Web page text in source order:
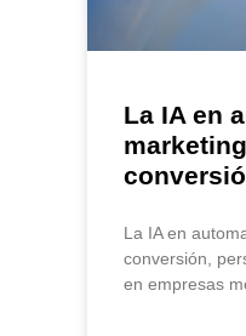
La IA en
La IA en
conversión,
en empresas